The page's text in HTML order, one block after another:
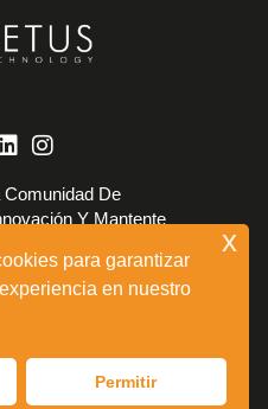
Comunidad De
Y Mantente
Consejos. Conecta
Redes Sociales Y
Ninguna
para garantizar
en nuestro
Permitir
x